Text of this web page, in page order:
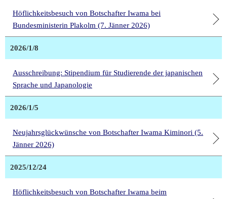
Höflichkeitsbesuch von Botschafter Iwama bei
Bundesministerin Plakolm (7. Jänner 2026)
2026/1/8
Ausschreibung: Stipendium für Studierende der japanischen
Sprache und Japanologie
2026/1/5
Neujahrsglückwünsche von Botschafter Iwama Kiminori (5.
Jänner 2026)
2025/12/24
Höflichkeitsbesuch von Botschafter Iwama beim